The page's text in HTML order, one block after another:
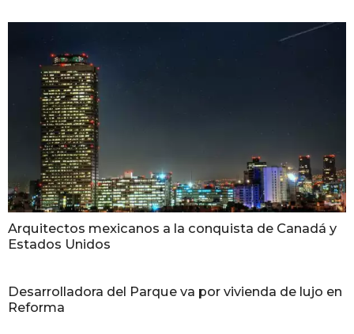
Arquitectos mexicanos a la conquista de Canadá y
Estados Unidos
Desarrolladora del Parque va por vivienda de lujo en
Reforma